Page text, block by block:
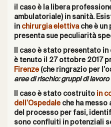
il caso è la libera
ambulatoriale) in sanità.
in chirurgia elettivache è un
presenta sue peculiarità
Il caso è stato presentato
è tenuto il 27 ottobre 2017
Firenze(che ringrazio per
aree di rischio: gruppi di
Il caso è stato costruito in
dell’Ospedaleche ha messo
del processo per fasi,
sono confluiti in potenziali